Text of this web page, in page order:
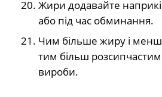
Жири додавайте
або під час обминання.
Чим більше жиру і
тим більш
вироби.